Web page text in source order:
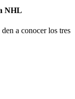
NHL
a conocer los tres